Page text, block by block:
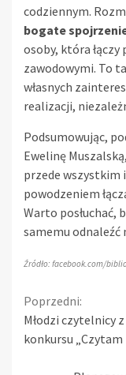
codziennym.
bogate
osoby, która
zawodowymi. To
własnych
realizacji,
Podsumowując,
Ewelinę
przede wszystkim
powodzeniem
Warto posłuchać,
samemu odnaleźć
Źródło: facebook.com/
Continue
Reading
Poprzedni:
Młodzi czytelnicy
konkursu